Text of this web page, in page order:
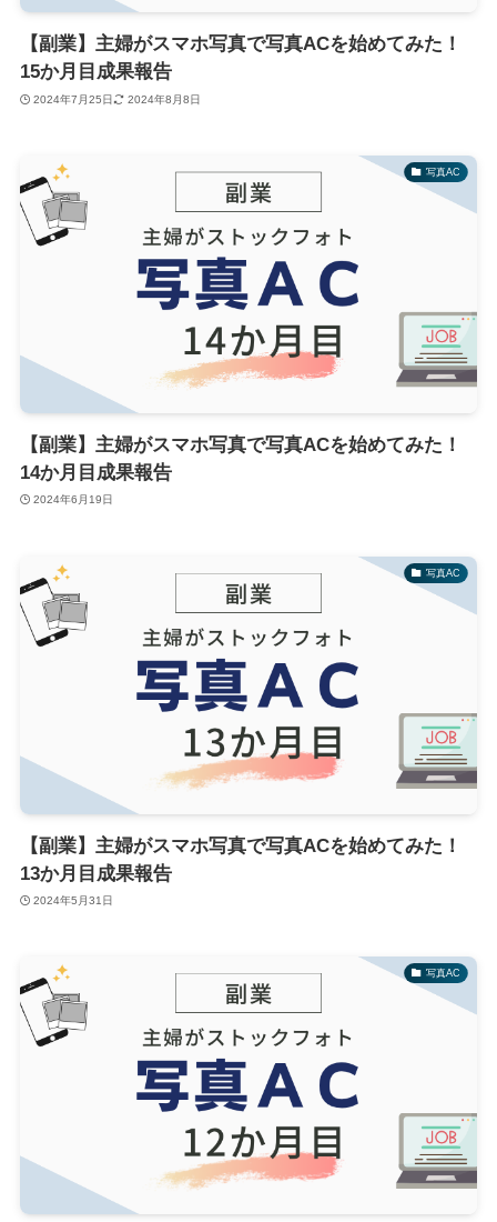
【副業】主婦がスマホ写真で写真ACを始めてみた！
15か月目成果報告
2024年7月25日 2024年8月8日
写真AC
【副業】主婦がスマホ写真で写真ACを始めてみた！
14か月目成果報告
2024年6月19日
写真AC
【副業】主婦がスマホ写真で写真ACを始めてみた！
13か月目成果報告
2024年5月31日
写真AC